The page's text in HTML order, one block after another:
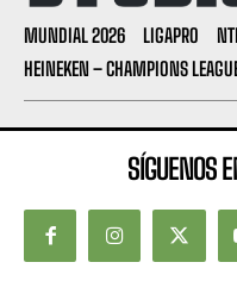
MUNDIAL 2026 LIGAPRO
HEINEKEN – CHAMPIONS
SÍGUENOS